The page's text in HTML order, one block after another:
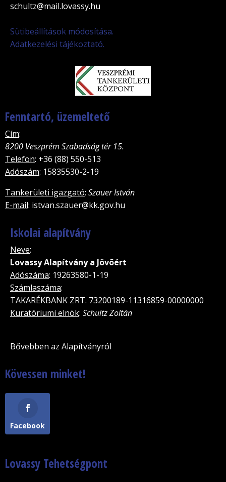
schultz@mail.lovassy.hu
Sütibeállítások módosítása.
Adatkezelési tájékoztató.
Fenntartó, üzemeltető
Cím:
8200 Veszprém Szabadság tér 15.
Telefon: +36 (88) 550-513
Adószám: 15835530-2-19
Tankerületi igazgató: Szauer István
E-mail: istvan.szauer@kk.gov.hu
Iskolai alapítvány
Neve:
Lovassy Alapítvány a Jövõért
Adószáma: 19263580-1-19
Számlaszáma:
TAKARÉKBANK ZRT. 73200189-11316859-00000000
Kuratóriumi elnök: Schultz Zoltán
Bővebben az Alapítványról
Kövessen minket!
Facebook
Lovassy Tehetségpont